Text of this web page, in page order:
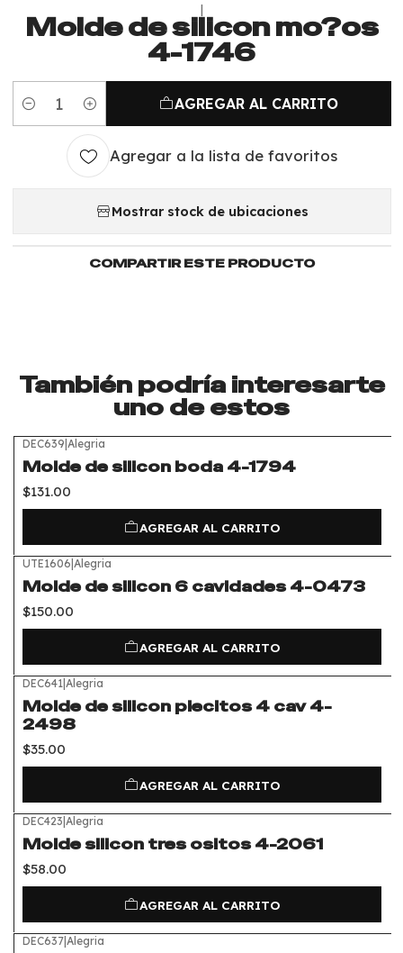
|
Molde de silicon mo?os
4-1746
Cantidad
AGREGAR AL CARRITO
Agregar a la lista de favoritos
Mostrar stock de ubicaciones
COMPARTIR ESTE PRODUCTO
También podría interesarte
uno de estos
DEC639|Alegria
Molde de silicon boda 4-1794
$131.00
AGREGAR AL CARRITO
UTE1606|Alegria
Molde de silicon 6 cavidades 4-0473
$150.00
AGREGAR AL CARRITO
DEC641|Alegria
Molde de silicon piecitos 4 cav 4-
2498
$35.00
AGREGAR AL CARRITO
DEC423|Alegria
Molde silicon tres ositos 4-2061
$58.00
AGREGAR AL CARRITO
DEC637|Alegria